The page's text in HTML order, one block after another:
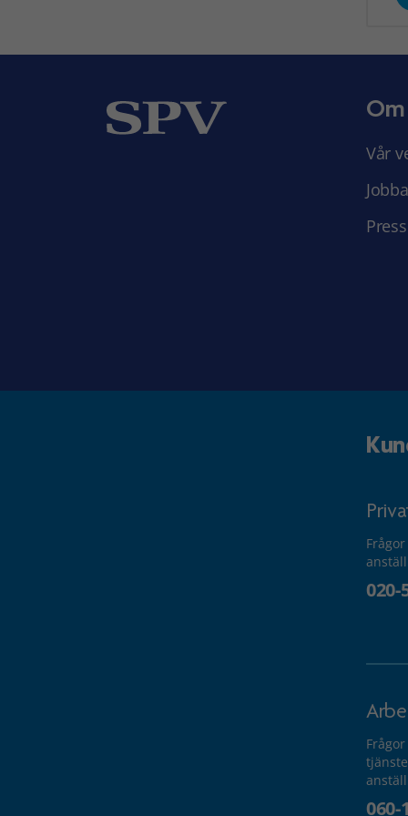
Om
Vår
020-
060-